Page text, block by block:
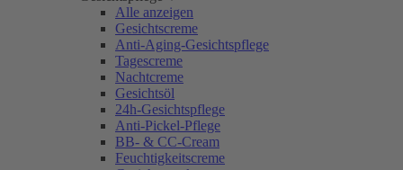
Alle anzeigen
Gesichtscreme
Anti-Aging-Gesichtspflege
Tagescreme
Nachtcreme
Gesichtsöl
24h-Gesichtspflege
Anti-Pickel-Pflege
BB- & CC-Cream
Feuchtigkeitscreme